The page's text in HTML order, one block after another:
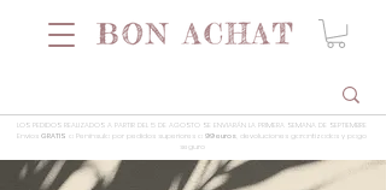
LOS PEDIDOS REALIZADOS A PARTIR DEL 5 DE AGOSTO SE ENVIARÁN LA PRIMERA SEMANA DE SEPTIEMBRE
Envios GRATIS a Península por pedidos superiores a 99 euros , devoluciones garantizadas y pago
seguro